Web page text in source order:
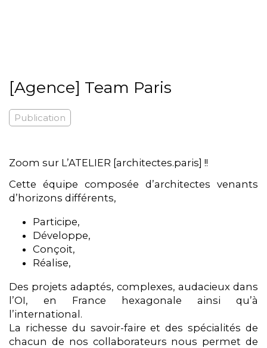
[Agence] Team Paris
Publication
Zoom sur L’ATELIER [architectes.paris] !!
Cette équipe composée d’architectes venants
d’horizons différents,
Participe,
Développe,
Conçoit,
Réalise,
Des projets adaptés, complexes, audacieux dans
l’OI, en France hexagonale ainsi qu’à
l’international.
La richesse du savoir-faire et des spécialités de
chacun de nos collaborateurs nous permet de